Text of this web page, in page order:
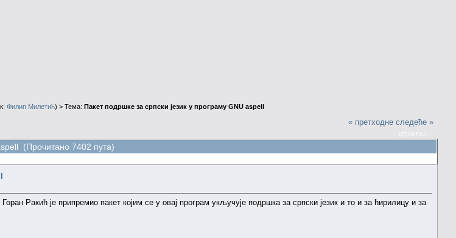
Филип Милетић) > Тема: Пакет подршке за српски језик у програму GNU aspell
« претходне следеће »
(Прочитано 7402 пута)
Ракић је припремио пакет којим се у овај програм укључује подршка за српски језик и то и за ћирилицу и за